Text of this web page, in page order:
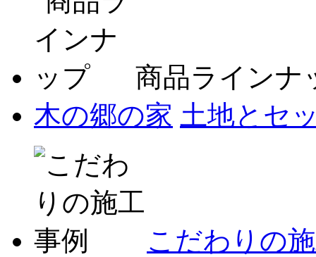
商品ラインナ
木の郷の家 土地とセ
こだわりの